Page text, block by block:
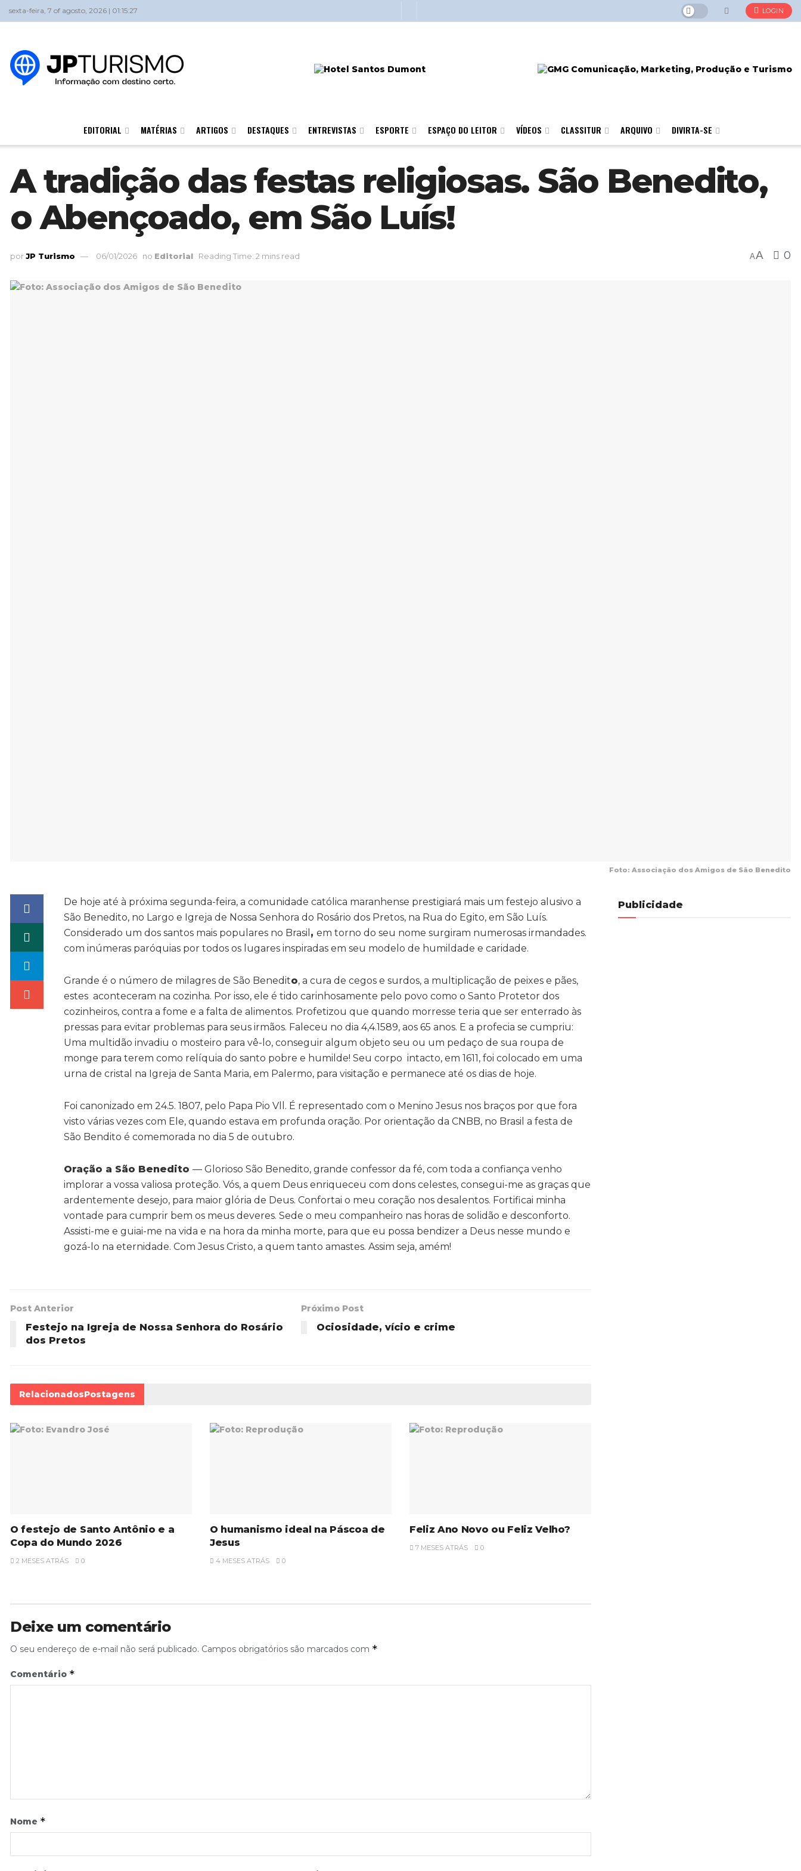
sexta-feira, 7 of agosto, 2026 | 01:15:27 LOGIN
EDITORIAL MATÉRIAS ARTIGOS DESTAQUES ENTREVISTAS ESPORTE ESPAÇO DO LEITOR VÍDEOS CLASSITUR ARQUIVO DIVIRTA-SE
A tradição das festas religiosas. São Benedito,
o Abençoado, em São Luís!
porJP Turismo 06/01/2026 no Editorial Reading Time: 2 mins read AA 0
Foto: Associação dos Amigos de São Benedito
De hoje até à próxima segunda-feira, a comunidade católica maranhense prestigiará mais um festejo alusivo a
São Benedito, no Largo e Igreja de Nossa Senhora do Rosário dos Pretos, na Rua do Egito, em São Luís.
Considerado um dos santos mais populares no Brasil , em torno do seu nome surgiram numerosas irmandades.
com inúmeras paróquias por todos os lugares inspiradas em seu modelo de humildade e caridade.
Grande é o número de milagres de São Benedito, a cura de cegos e surdos, a multiplicação de peixes e pães,
estes aconteceram na cozinha. Por isso, ele é tido carinhosamente pelo povo como o Santo Protetor dos
cozinheiros, contra a fome e a falta de alimentos. Profetizou que quando morresse teria que ser enterrado às
pressas para evitar problemas para seus irmãos. Faleceu no dia 4,4.1589, aos 65 anos. E a profecia se cumpriu:
Uma multidão invadiu o mosteiro para vê-lo, conseguir algum objeto seu ou um pedaço de sua roupa de
monge para terem como relíquia do santo pobre e humilde! Seu corpo intacto, em 1611, foi colocado em uma
urna de cristal na Igreja de Santa Maria, em Palermo, para visitação e permanece até os dias de hoje.
Foi canonizado em 24.5. 1807, pelo Papa Pio Vll. É representado com o Menino Jesus nos braços por que fora
visto várias vezes com Ele, quando estava em profunda oração. Por orientação da CNBB, no Brasil a festa de
São Bendito é comemorada no dia 5 de outubro.
Oração a São Benedito — Glorioso São Benedito, grande confessor da fé, com toda a confiança venho
implorar a vossa valiosa proteção. Vós, a quem Deus enriqueceu com dons celestes, consegui-me as graças que
ardentemente desejo, para maior glória de Deus. Confortai o meu coração nos desalentos. Fortificai minha
vontade para cumprir bem os meus deveres. Sede o meu companheiro nas horas de solidão e desconforto.
Assisti-me e guiai-me na vida e na hora da minha morte, para que eu possa bendizer a Deus nesse mundo e
gozá-lo na eternidade. Com Jesus Cristo, a quem tanto amastes. Assim seja, amém!
Post Anterior
Festejo na Igreja de Nossa Senhora do Rosário
dos Pretos
Próximo Post
Ociosidade, vício e crime
RelacionadosPostagens
O festejo de Santo Antônio e a
Copa do Mundo 2026
2 MESES ATRÁS 0
O humanismo ideal na Páscoa de
Jesus
4 MESES ATRÁS 0
Feliz Ano Novo ou Feliz Velho?
7 MESES ATRÁS 0
Deixe um comentário
O seu endereço de e-mail não será publicado. Campos obrigatórios são marcados com *
Comentário *
Nome *
Publicidade